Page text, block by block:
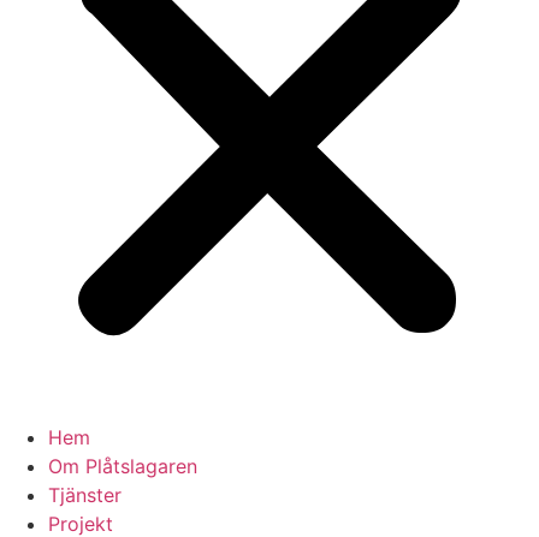
Hem
Om Plåtslagaren
Tjänster
Projekt